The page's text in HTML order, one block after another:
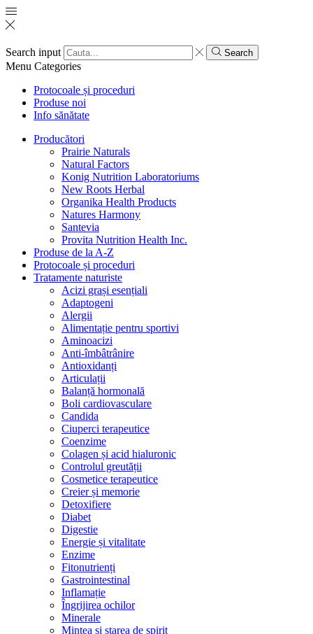
Search input Search
Menu Categories
Protocoale și proceduri
Produse noi
Info sănătate
Producători
Prairie Naturals
Natural Factors
Konig Nutrition Laboratoriums
New Roots Herbal
Organika Health Products
Natures Harmony
Santevia
Provita Nutrition Health Inc.
Produse de la A-Z
Protocoale și proceduri
Tratamente naturiste
Acizi grași esențiali
Adaptogeni
Alergii
Alimentație pentru sportivi
Aminoacizi
Anti-îmbâtrânire
Antioxidanți
Articulații
Balanță hormonală
Boli cardiovasculare
Candida
Ciuperci terapeutice
Coenzime
Colagen și acid hialuronic
Controlul greutății
Cosmetice terapeutice
Creier și memorie
Detoxifiere
Diabet
Digestie
Energie și vitalitate
Enzime
Fitonutrienți
Gastrointestinal
Inflamație
Îngrijirea ochilor
Minerale
Mintea și starea de spirit